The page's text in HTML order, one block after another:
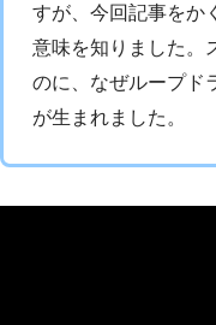
すが、今回記事をか
意味を知りました。
のに、なぜループド
が生まれました。